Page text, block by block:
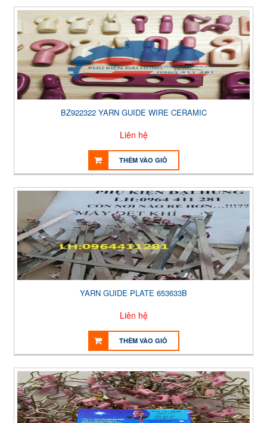
BZ922322 YARN GUIDE WIRE CERAMIC
Liên hệ
THÊM VÀO GIỎ
YARN GUIDE PLATE 653633B
Liên hệ
THÊM VÀO GIỎ